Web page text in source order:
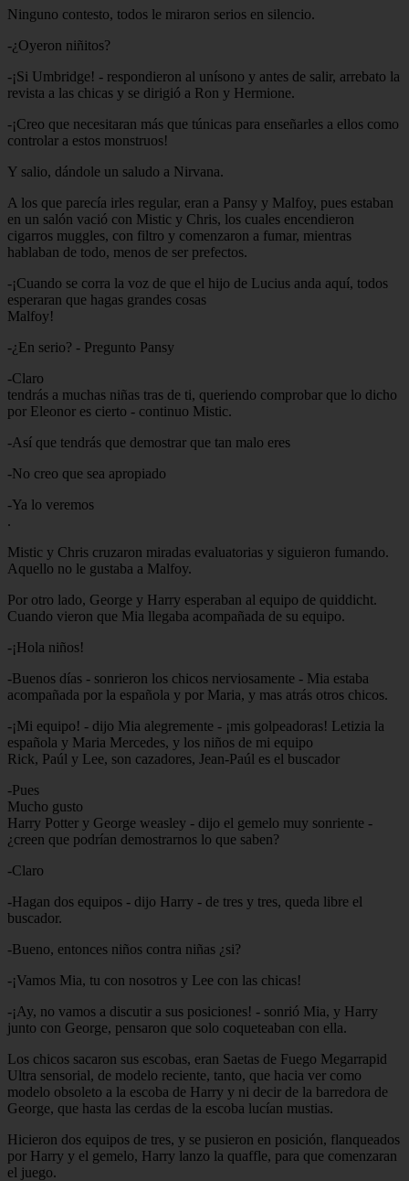
Ninguno contesto, todos le miraron serios en silencio.
-¿Oyeron niñitos?
-¡Si Umbridge! - respondieron al unísono y antes de salir, arrebato la
revista a las chicas y se dirigió a Ron y Hermione.
-¡Creo que necesitaran más que túnicas para enseñarles a ellos como
controlar a estos monstruos!
Y salio, dándole un saludo a Nirvana.
A los que parecía irles regular, eran a Pansy y Malfoy, pues estaban
en un salón vació con Mistic y Chris, los cuales encendieron
cigarros muggles, con filtro y comenzaron a fumar, mientras
hablaban de todo, menos de ser prefectos.
-¡Cuando se corra la voz de que el hijo de Lucius anda aquí, todos
esperaran que hagas grandes cosas
Malfoy!
-¿En serio? - Pregunto Pansy
-Claro
tendrás a muchas niñas tras de ti, queriendo comprobar que lo dicho
por Eleonor es cierto - continuo Mistic.
-Así que tendrás que demostrar que tan malo eres
-No creo que sea apropiado
-Ya lo veremos
.
Mistic y Chris cruzaron miradas evaluatorias y siguieron fumando.
Aquello no le gustaba a Malfoy.
Por otro lado, George y Harry esperaban al equipo de quiddicht.
Cuando vieron que Mia llegaba acompañada de su equipo.
-¡Hola niños!
-Buenos días - sonrieron los chicos nerviosamente - Mia estaba
acompañada por la española y por Maria, y mas atrás otros chicos.
-¡Mi equipo! - dijo Mia alegremente - ¡mis golpeadoras! Letizia la
española y Maria Mercedes, y los niños de mi equipo
Rick, Paúl y Lee, son cazadores, Jean-Paúl es el buscador
-Pues
Mucho gusto
Harry Potter y George weasley - dijo el gemelo muy sonriente -
¿creen que podrían demostrarnos lo que saben?
-Claro
-Hagan dos equipos - dijo Harry - de tres y tres, queda libre el
buscador.
-Bueno, entonces niños contra niñas ¿si?
-¡Vamos Mia, tu con nosotros y Lee con las chicas!
-¡Ay, no vamos a discutir a sus posiciones! - sonrió Mia, y Harry
junto con George, pensaron que solo coqueteaban con ella.
Los chicos sacaron sus escobas, eran Saetas de Fuego Megarrapid
Ultra sensorial, de modelo reciente, tanto, que hacia ver como
modelo obsoleto a la escoba de Harry y ni decir de la barredora de
George, que hasta las cerdas de la escoba lucían mustias.
Hicieron dos equipos de tres, y se pusieron en posición, flanqueados
por Harry y el gemelo, Harry lanzo la quaffle, para que comenzaran
el juego.